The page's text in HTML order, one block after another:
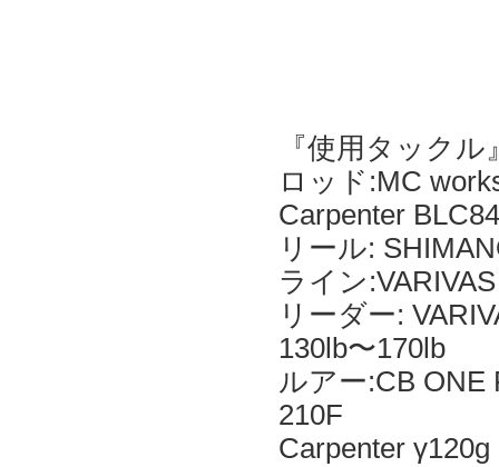
『使用タックル
ロッド:MC
Carpenter
リール:
ライン
リーダー:
130lb〜170lb
ルアー:CB ONE
210F
Carpenter